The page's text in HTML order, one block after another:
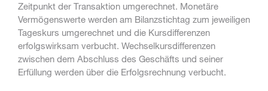
Zeitpunkt der Transaktion umgerechnet. Monetäre
Vermögenswerte werden am Bilanzstichtag zum jeweiligen
Tageskurs umgerechnet und die Kursdifferenzen
erfolgswirksam verbucht. Wechselkursdifferenzen
zwischen dem Abschluss des Geschäfts und seiner
Erfüllung werden über die Erfolgsrechnung verbucht.